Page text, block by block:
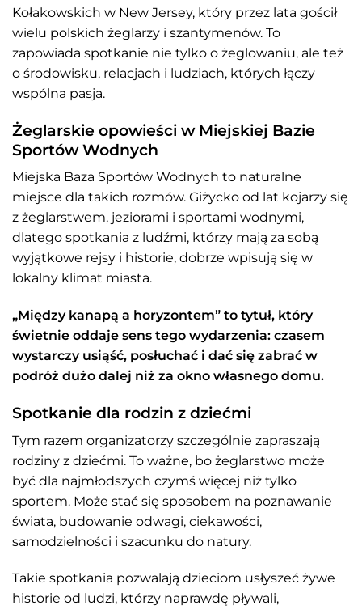
Kołakowskich w New Jersey, który przez lata gościł
wielu polskich żeglarzy i szantymenów. To
zapowiada spotkanie nie tylko o żeglowaniu, ale też
o środowisku, relacjach i ludziach, których łączy
wspólna pasja.
Żeglarskie opowieści w Miejskiej Bazie
Sportów Wodnych
Miejska Baza Sportów Wodnych to naturalne
miejsce dla takich rozmów. Giżycko od lat kojarzy się
z żeglarstwem, jeziorami i sportami wodnymi,
dlatego spotkania z ludźmi, którzy mają za sobą
wyjątkowe rejsy i historie, dobrze wpisują się w
lokalny klimat miasta.
„Między kanapą a horyzontem” to tytuł, który
świetnie oddaje sens tego wydarzenia: czasem
wystarczy usiąść, posłuchać i dać się zabrać w
podróż dużo dalej niż za okno własnego domu.
Spotkanie dla rodzin z dziećmi
Tym razem organizatorzy szczególnie zapraszają
rodziny z dziećmi. To ważne, bo żeglarstwo może
być dla najmłodszych czymś więcej niż tylko
sportem. Może stać się sposobem na poznawanie
świata, budowanie odwagi, ciekawości,
samodzielności i szacunku do natury.
Takie spotkania pozwalają dzieciom usłyszeć żywe
historie od ludzi, którzy naprawdę pływali,